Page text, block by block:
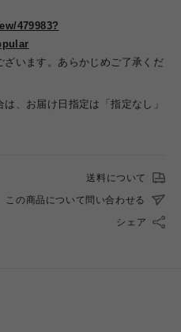
479983?
います。あらかじめご了承くだ
、お届け日指定は「指定なし」
送料について
この商品について問い合わせる
シェア